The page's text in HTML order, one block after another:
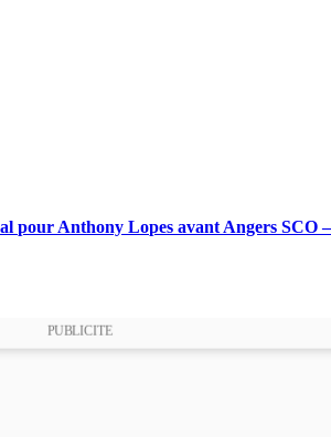
pour Anthony Lopes avant Angers SCO –
PUBLICITE